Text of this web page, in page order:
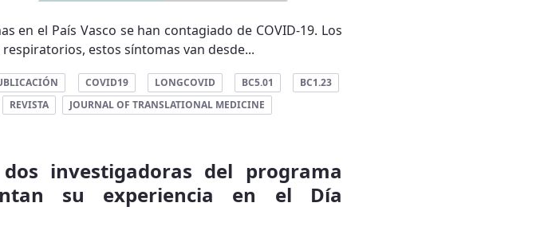
en el País Vasco se han contagiado de COVID-19. Los
estos síntomas van desde...
COVID19 LONGCOVID BC5.01
BC1.23
REVISTA JOURNAL OF TRANSLATIONAL MEDICINE
investigadoras del programa
su experiencia en el Día